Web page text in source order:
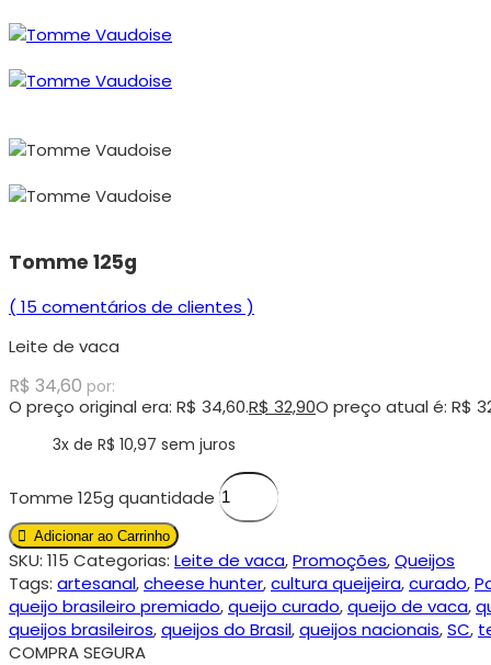
Tomme 125g
(15 comentários de clientes )
Leite de vaca
R$ 34,60 por:
O preço original era: R$ 34,60.R$ 32,90O preço atual é: R$
3x de R$ 10,97 sem juros
Tomme 125g quantidade
Adicionar ao Carrinho
SKU: 115 Categorias: Leite de vaca,Promoções,Queijos
Tags: artesanal,cheese hunter,cultura queijeira,curado,
queijo brasileiro premiado,queijo curado,queijo de vaca,
queijos brasileiros,queijos do Brasil,queijos nacionais,SC,
COMPRA SEGURA